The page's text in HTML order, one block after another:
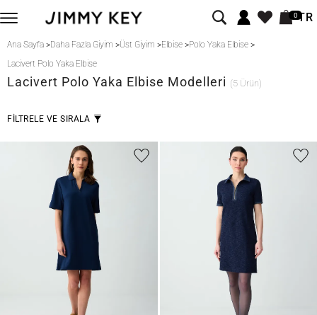
0TR
Ana Sayfa >Daha Fazla Giyim >Üst Giyim >Elbise >Polo Yaka Elbise >
Lacivert Polo Yaka Elbise
Lacivert Polo Yaka Elbise Modelleri (5 Ürün)
FİLTRELE VE SIRALA